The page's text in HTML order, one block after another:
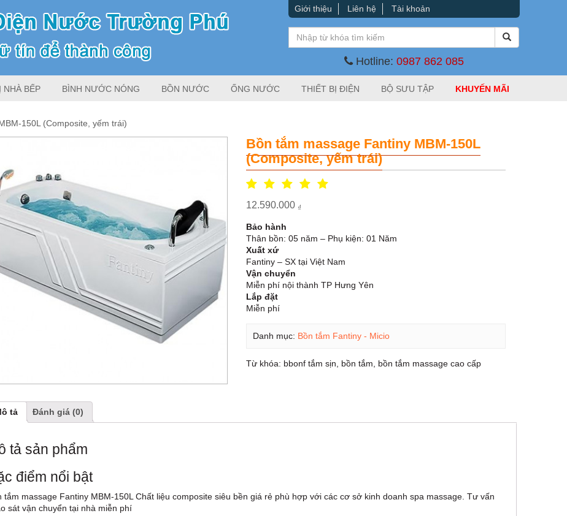
Giới thiệu Liên hệ Tài khoản
Hotline:0987 862 085
NHÀ BẾP BÌNH NƯỚC NÓNG BỒN NƯỚC ỐNG NƯỚC THIẾT BỊ ĐIỆN BỘ SƯU TẬP KHUYẾN MÃI
150L (Composite, yếm trái)
Bồn tắm massage Fantiny MBM-150L
(Composite, yếm trái)
12.590.000 ₫
Bảo hành
Thân bồn: 05 năm – Phụ kiện: 01 Năm
Xuất xứ
Fantiny – SX tại Việt Nam
Vận chuyển
Miễn phí nội thành TP Hưng Yên
Lắp đặt
Miễn phí
Danh mục: Bồn tắm Fantiny - Micio
Từ khóa: bbonf tắm sịn bồn tắm bồn tắm massage cao cấp
tả Đánh giá (0)
tả sản phẩm
điểm nổi bật
tắm massage Fantiny MBM-150L Chất liệu composite siêu bền giá rẻ phù hợp với các cơ sở kinh doanh spa massage. Tư vấn
sát vận chuyển tại nhà miễn phí